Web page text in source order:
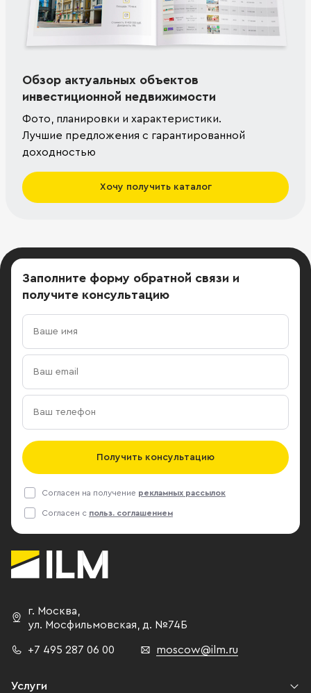
Обзор актуальных объектов
инвестиционной недвижимости
Фото, планировки и характеристики.
Лучшие предложения с гарантированной
доходностью
Хочу получить каталог
Заполните форму обратной связи и
получите консультацию
Получить консультацию
Согласен на получение рекламных рассылок
Согласен с польз. соглашением
г. Москва,
ул. Мосфильмовская, д. №74Б
+7 495 287 06 00 moscow@ilm.ru
Услуги